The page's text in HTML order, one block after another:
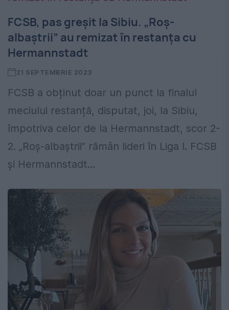
FCSB, pas greșit la Sibiu. „Roș-
albaștrii” au remizat în restanța cu
Hermannstadt
21 SEPTEMBRIE 2023
FCSB a obținut doar un punct la finalul
meciului restanță, disputat, joi, la Sibiu,
împotriva celor de la Hermannstadt, scor 2-
2. „Roș-albaștrii” rămân lideri în Liga I. FCSB
și Hermannstadt...